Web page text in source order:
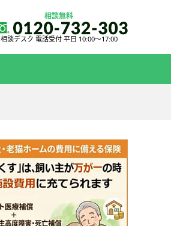
相談無料
相談デスク 電話受付 平日 10:00～17:00